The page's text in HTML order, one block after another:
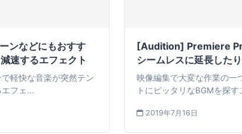
ンなどにもおすす
速するエフェクト
軽快な音楽が突然テン
フェ...
[Audition] Premiere
シームレスに延長した
映像編集で大変な作業の一
トにピッタリなBGMを探
2019年7月16日